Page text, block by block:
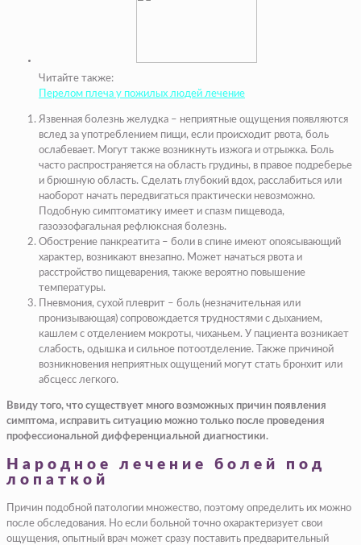
Читайте также:
Перелом плеча у пожилых людей лечение
Язвенная болезнь желудка – неприятные ощущения появляются
вслед за употреблением пищи, если происходит рвота, боль
ослабевает. Могут также возникнуть изжога и отрыжка. Боль
часто распространяется на область грудины, в правое подреберье
и брюшную область. Сделать глубокий вдох, расслабиться или
наоборот начать передвигаться практически невозможно.
Подобную симптоматику имеет и спазм пищевода,
газоэзофагальная рефлюксная болезнь.
Обострение панкреатита – боли в спине имеют опоясывающий
характер, возникают внезапно. Может начаться рвота и
расстройство пищеварения, также вероятно повышение
температуры.
Пневмония, сухой плеврит – боль (незначительная или
пронизывающая) сопровождается трудностями с дыханием,
кашлем с отделением мокроты, чиханьем. У пациента возникает
слабость, одышка и сильное потоотделение. Также причиной
возникновения неприятных ощущений могут стать бронхит или
абсцесс легкого.
Ввиду того, что существует много возможных причин появления
симптома, исправить ситуацию можно только после проведения
профессиональной дифференциальной диагностики.
Народное лечение болей под
лопаткой
Причин подобной патологии множество, поэтому определить их можно
после обследования. Но если больной точно охарактеризует свои
ощущения, опытный врач может сразу поставить предварительный